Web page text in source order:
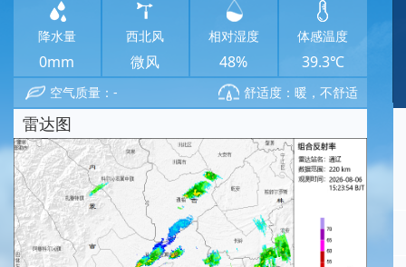
降水量
0mm
西北风
微风
相对湿度
48%
体感温度
39.3℃
空气质量：- 舒适度：暖，不舒适
雷达图